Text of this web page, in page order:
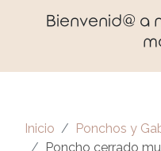
Bienvenid@ a
Inicio
Ponchos y
Poncho cerrado